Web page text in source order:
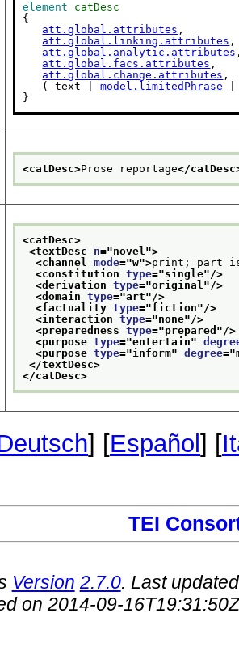
element
catDesc
{
att.global.attributes ,
att.global.linking.attributes ,
att.global.analytic.attributes
att.global.facs.attributes ,
att.global.change.attributes ,
   ( text |
model.limitedPhrase
}
<catDesc>Prose reportage</
<catDesc>
<textDesc n="novel ">
<channel mode="w">print; part
<constitution type="single"/>
<derivation type="original "/>
<domain type="art"/>
<factuality type="fiction"/>
<interaction type="none"/>
<preparedness type="prepared "/>
<purpose type="entertain"
<purpose type="inform" degree="
</textDesc>
</catDesc>
] [Español ] [
TEI
Version 2.7.0. Last
on 2014-09-16T19:31:50Z